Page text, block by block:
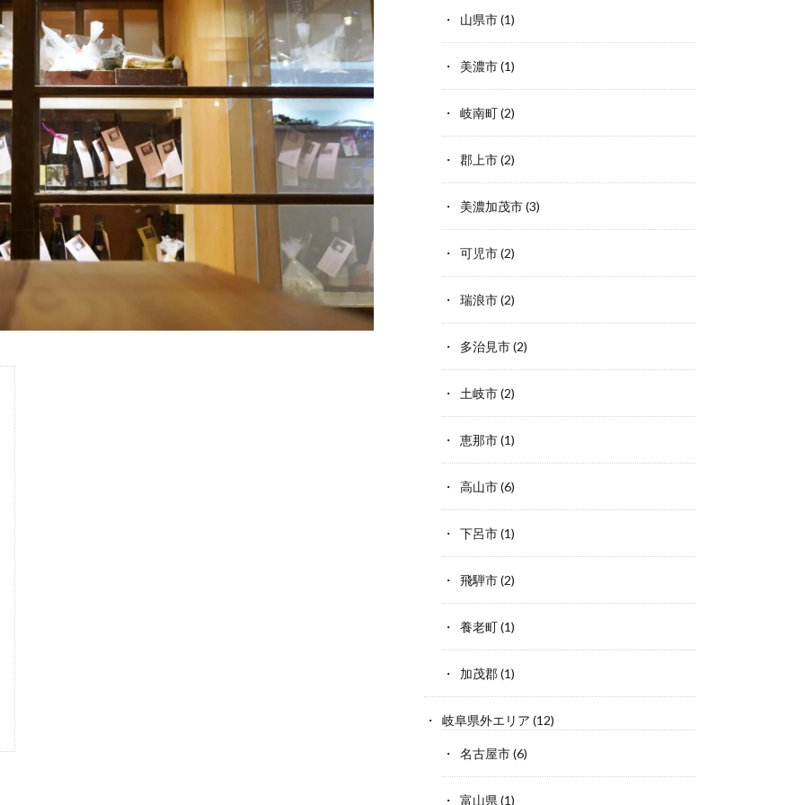
山県市(1)
美濃市(1)
岐南町(2)
郡上市(2)
美濃加茂市(3)
可児市(2)
瑞浪市(2)
多治見市(2)
土岐市(2)
恵那市(1)
高山市(6)
下呂市(1)
飛騨市(2)
養老町(1)
加茂郡(1)
岐阜県外エリア (12)
名古屋市(6)
富山県 (1)